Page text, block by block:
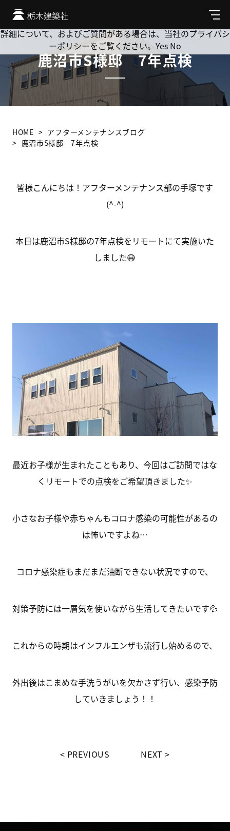
メ
ニ
ュ
鹿沼市S様邸 7年点検
HOME
アフターメンテナンスブログ
鹿沼市S様邸 7年点検
皆様こんにちは！アフターメンテナンス部の手塚です
(^-^)
本日は鹿沼市S様邸の7年点検をリモートにて実施いた
しました😷
最近お子様が生まれたこともあり、今回はご訪問ではな
くリモートでの点検をご希望頂きました✨
小さなお子様や赤ちゃんもコロナ感染の可能性があるの
は怖いですよね…
コロナ感染症もまだまだ油断できない状況ですので、
対策予防には一層気を使いながら生活してきたいです💦
これからの時期はインフルエンザも流行し始めるので、
外出後はこまめな手洗うがいを欠かさず行い、感染予防
していきましょう！！
PREVIOUS NEXT
Cookie を使用して、お客様の活動を追跡してもよろしいです
か? 当社ではお客様のプライバシーを極めて重視しています。
詳細について、およびご質問がある場合は、当社のプライバシ
ーポリシーをご覧ください。 Yes No